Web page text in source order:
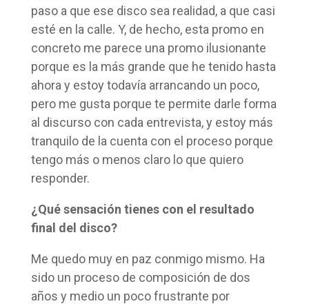
paso a que ese disco sea realidad, a que casi
esté en la calle. Y, de hecho, esta promo en
concreto me parece una promo ilusionante
porque es la más grande que he tenido hasta
ahora y estoy todavía arrancando un poco,
pero me gusta porque te permite darle forma
al discurso con cada entrevista, y estoy más
tranquilo de la cuenta con el proceso porque
tengo más o menos claro lo que quiero
responder.
¿Qué sensación tienes con el resultado
final del disco?
Me quedo muy en paz conmigo mismo. Ha
sido un proceso de composición de dos
años y medio un poco frustrante por